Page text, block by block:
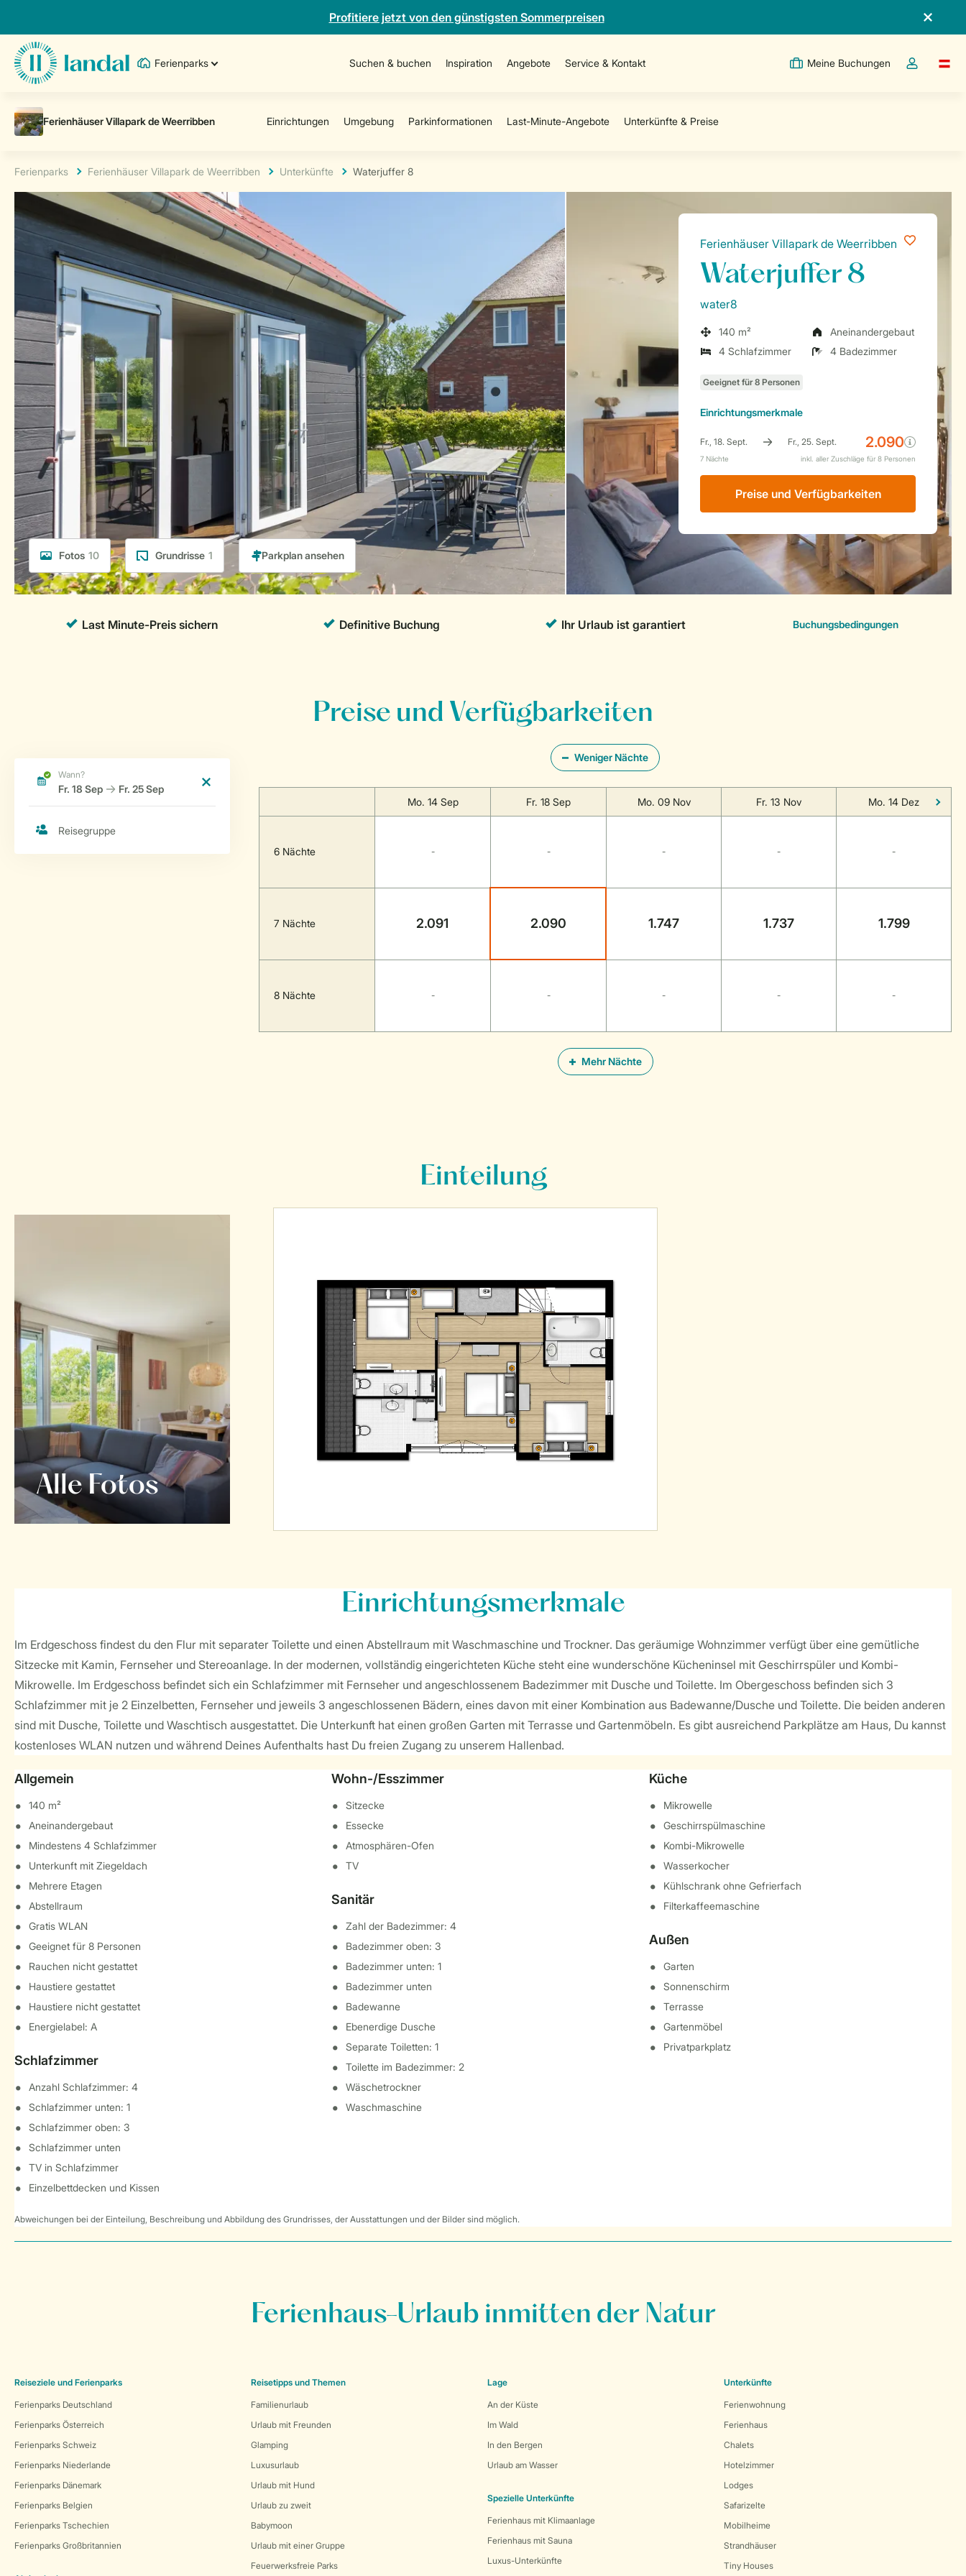
Profitiere jetzt von den günstigsten Sommerpreisen
Ferienparks Suchen & buchen Inspiration Angebote Service & Kontakt Meine Buchungen
Dropdown-
Ferienparks Ferienhäuser Villapark de Weerribben Unterkünfte Waterjuffer 8
Fotos 10 Grundrisse 1
Ferienhäuser Villapark de Weerribben
Waterjuffer 8
water8
140 m²
Aneinandergebaut
4 Schlafzimmer
4 Badezimmer
Einrichtungsmerkmale
Preise und Verfügbarkeiten
Preise und Verfügbarkeiten
Weniger Nächte
Mehr Nächte
Mo. 14 Sep Fr. 18 Sep Mo. 09 Nov Fr. 13 Nov Mo. 14 Dez
6 Nächte - - - - -
7 Nächte 2.091 2.090 1.747 1.737 1.799
8 Nächte - - - - -
Einteilung
Alle Fotos
Einrichtungsmerkmale
Im Erdgeschoss findest du den Flur mit separater Toilette und einen Abstellraum mit Waschmaschine und Trockner. Das geräumige Wohnzimmer verfügt über eine gemütliche
Sitzecke mit Kamin, Fernseher und Stereoanlage. In der modernen, vollständig eingerichteten Küche steht eine wunderschöne Kücheninsel mit Geschirrspüler und Kombi-
Mikrowelle. Im Erdgeschoss befindet sich ein Schlafzimmer mit Fernseher und angeschlossenem Badezimmer mit Dusche und Toilette. Im Obergeschoss befinden sich 3
Schlafzimmer mit je 2 Einzelbetten, Fernseher und jeweils 3 angeschlossenen Bädern, eines davon mit einer Kombination aus Badewanne/Dusche und Toilette. Die beiden anderen
sind mit Dusche, Toilette und Waschtisch ausgestattet. Die Unterkunft hat einen großen Garten mit Terrasse und Gartenmöbeln. Es gibt ausreichend Parkplätze am Haus, Du kannst
kostenloses WLAN nutzen und während Deines Aufenthalts hast Du freien Zugang zu unserem Hallenbad.
Allgemein
140 m²
Aneinandergebaut
Mindestens 4 Schlafzimmer
Unterkunft mit Ziegeldach
Mehrere Etagen
Abstellraum
Gratis WLAN
Geeignet für 8 Personen
Rauchen nicht gestattet
Haustiere gestattet
Haustiere nicht gestattet
Energielabel: A
Schlafzimmer
Anzahl Schlafzimmer: 4
Schlafzimmer unten: 1
Schlafzimmer oben: 3
Schlafzimmer unten
TV in Schlafzimmer
Einzelbettdecken und Kissen
Wohn-/Esszimmer
Sitzecke
Essecke
Atmosphären-Ofen
TV
Sanitär
Zahl der Badezimmer: 4
Badezimmer oben: 3
Badezimmer unten: 1
Badezimmer unten
Badewanne
Ebenerdige Dusche
Separate Toiletten: 1
Toilette im Badezimmer: 2
Wäschetrockner
Waschmaschine
Küche
Mikrowelle
Geschirrspülmaschine
Kombi-Mikrowelle
Wasserkocher
Kühlschrank ohne Gefrierfach
Filterkaffeemaschine
Außen
Garten
Sonnenschirm
Terrasse
Gartenmöbel
Privatparkplatz
Abweichungen bei der Einteilung, Beschreibung und Abbildung des Grundrisses, der Ausstattungen und der Bilder sind möglich.
Ferienhaus-Urlaub inmitten der Natur
Reiseziele und Ferienparks
Ferienparks Deutschland
Ferienparks Österreich
Ferienparks Schweiz
Ferienparks Niederlande
Ferienparks Dänemark
Ferienparks Belgien
Ferienparks Tschechien
Ferienparks Großbritannien
Reisetipps und Themen
Familienurlaub
Urlaub mit Freunden
Glamping
Luxusurlaub
Urlaub mit Hund
Urlaub zu zweit
Babymoon
Urlaub mit einer Gruppe
Feuerwerksfreie Parks
Lage
An der Küste
Im Wald
In den Bergen
Urlaub am Wasser
Spezielle Unterkünfte
Ferienhaus mit Klimaanlage
Ferienhaus mit Sauna
Luxus-Unterkünfte
Unterkünfte
Ferienwohnung
Ferienhaus
Chalets
Hotelzimmer
Lodges
Safarizelte
Mobilheime
Strandhäuser
Tiny Houses